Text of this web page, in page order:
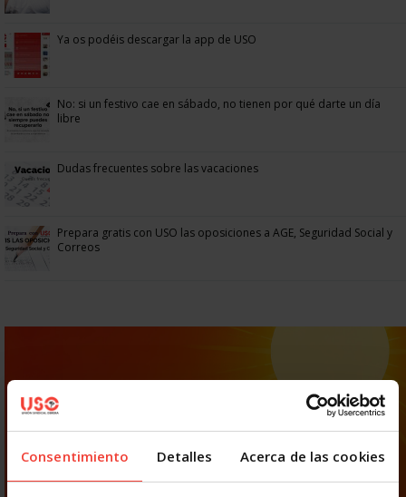
Consentimiento Detalles Acerca de las cookies
Ya os podéis descargar la app de USO
No: si un festivo cae en sábado, no tienen por qué darte un día
libre
Dudas frecuentes sobre las vacaciones
Prepara gratis con USO las oposiciones a AGE, Seguridad Social y
Correos